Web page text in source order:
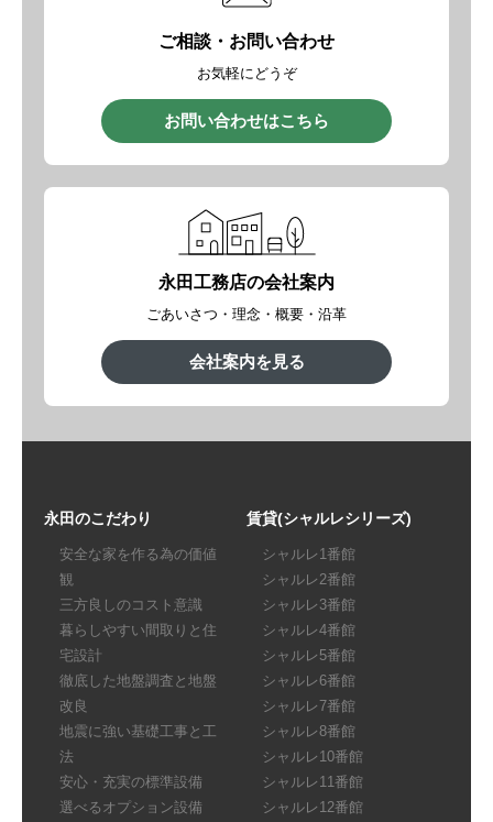
ご相談・お問い合わせ
お気軽にどうぞ
お問い合わせはこちら
永田工務店の会社案内
ごあいさつ・理念・概要・沿革
会社案内を見る
永田のこだわり
安全な家を作る為の価値
観
三方良しのコスト意識
暮らしやすい間取りと住
宅設計
徹底した地盤調査と地盤
改良
地震に強い基礎工事と工
法
安心・充実の標準設備
選べるオプション設備
賃貸(シャルレシリーズ)
シャルレ1番館
シャルレ2番館
シャルレ3番館
シャルレ4番館
シャルレ5番館
シャルレ6番館
シャルレ7番館
シャルレ8番館
シャルレ10番館
シャルレ11番館
シャルレ12番館